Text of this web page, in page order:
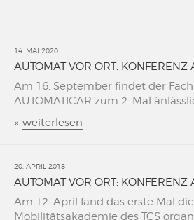
14. MAI 2020
AUTOMAT VOR ORT: KONFERENZ
Am 16. September findet der
AUTOMATICAR zum 2. Mal
» weiterlesen
20. APRIL 2018
AUTOMAT VOR ORT: KONFERENZ
Am 12. April fand das erste Mal
Mobilitätsakademie des TCS